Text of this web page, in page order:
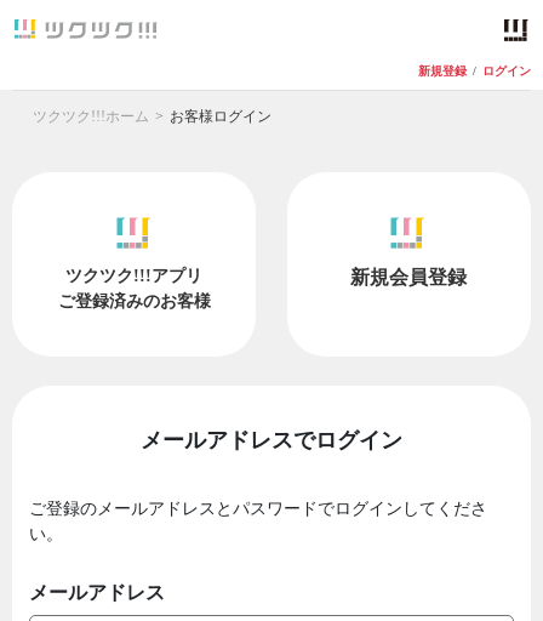
新規登録 / ログイン
ツクツク!!!ホーム お客様ログイン
ツクツク!!!アプリ
ご登録済みのお客様
新規会員登録
メールアドレスでログイン
ご登録のメールアドレスとパスワードでログインしてくださ
い。
メールアドレス